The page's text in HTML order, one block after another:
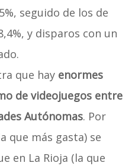
seguido de los de
y disparos con un
que hayenormes
de videojuegos entre
Autónomas. Por
que más gasta) se
en La Rioja (la que